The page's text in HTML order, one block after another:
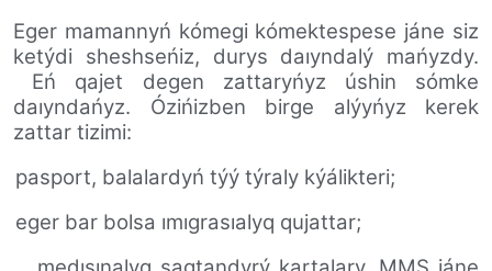
Eger mamannyń kómegi kómektespese jáne siz
ketýdi sheshseńiz, durys daıyndalý mańyzdy.
Eń qajet degen zattaryńyz úshin sómke
daıyndańyz. Ózińizben birge alýyńyz kerek
zattar tizimi:
pasport, balalardyń týý týraly kýálikteri;
eger bar bolsa ımıgrasıalyq qujattar;